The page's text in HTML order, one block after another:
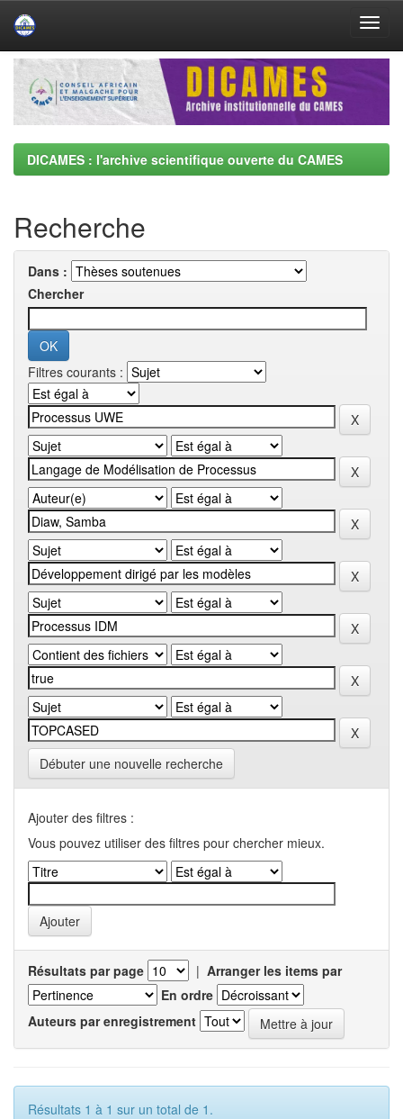
Skip
navigation
DICAMES : l'archive scientifique ouverte du CAMES
Recherche
Dans :
Chercher
Filtres courants :
Débuter une nouvelle recherche
Ajouter des filtres :
Vous pouvez utiliser des filtres pour chercher mieux.
Résultats par page | Arranger les items par
En ordre
Auteurs par enregistrement
Résultats 1 à 1 sur un total de 1.